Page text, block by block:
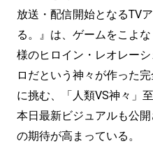
放送・配信開始となるTV
る。』は、ゲームをこよ
様のヒロイン・レオレー
ロだという神々が作った
に挑む、「人類VS神々」
本日最新ビジュアルも公
の期待が高まっている。